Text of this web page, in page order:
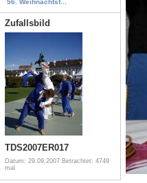
Zufallsbild
TDS2007ER017
Datum: 29.09.2007 Betrachtet: 4749
mal